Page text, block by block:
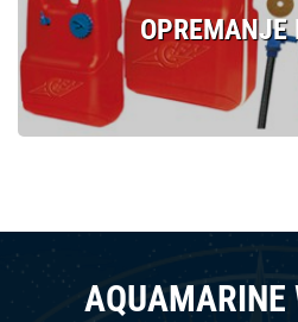
OPREMANJE
AQUAMARINE